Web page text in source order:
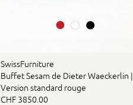
SwissFurniture
Buffet Sesam de Dieter Waeckerlin |
Version standard rouge
CHF 3850.00